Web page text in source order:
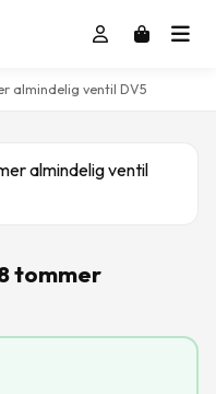
almindelig ventil DV5
tommer